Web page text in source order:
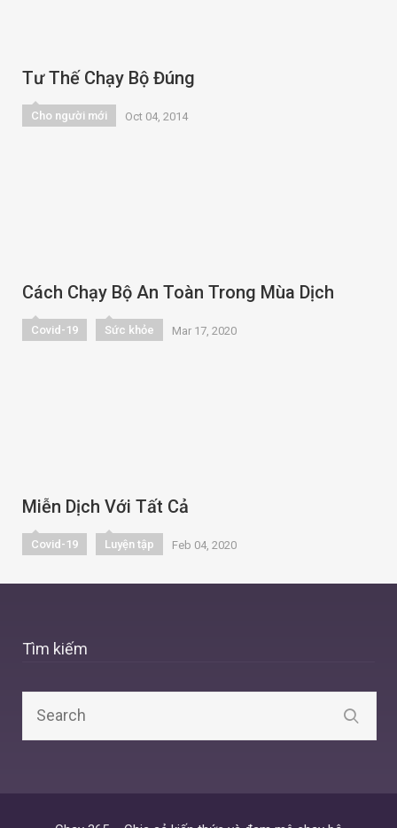
Tư Thế Chạy Bộ Đúng
Cho người mới Oct 04, 2014
Cách Chạy Bộ An Toàn Trong Mùa Dịch
Covid-19 Sức khỏe Mar 17, 2020
Miễn Dịch Với Tất Cả
Covid-19 Luyện tập Feb 04, 2020
Tìm kiếm